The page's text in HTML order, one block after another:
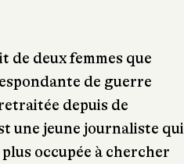
de deux femmes que
de guerre
depuis de
une jeune journaliste qui
occupée à chercher